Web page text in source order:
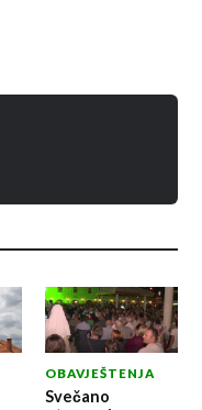
OBAVJEŠTENJA
Svečano